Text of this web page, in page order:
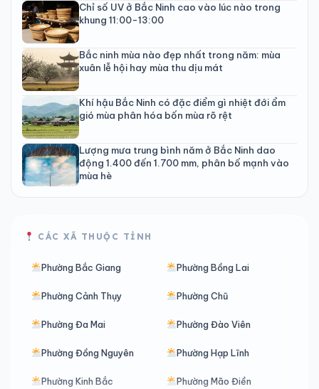
Chỉ số UV ở Bắc Ninh cao vào lúc nào trong
khung 11:00-13:00
Bắc ninh mùa nào đẹp nhất trong năm: mùa
xuân lễ hội hay mùa thu dịu mát
Khí hậu Bắc Ninh có đặc điểm gì nhiệt đới ẩm
gió mùa phân hóa bốn mùa rõ rệt
Lượng mưa trung bình năm ở Bắc Ninh dao
động 1.400 đến 1.700 mm, phân bố mạnh vào
mùa hè
CÁC XÃ THUỘC TỈNH
Phường Bắc Giang Phường Bồng Lai
Phường Cảnh Thụy Phường Chũ
Phường Đa Mai Phường Đào Viên
Phường Đồng Nguyên Phường Hạp Lĩnh
Phường Kinh Bắc Phường Mão Điền